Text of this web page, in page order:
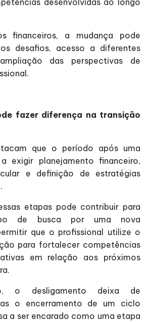
desenvolvidas ao longo
financeiros, a mudança pode
desafios, acesso a diferentes
das perspectivas de
fazer diferença na transição
que o período após uma
exigir planejamento financeiro,
e definição de estratégias
etapas pode contribuir para
de busca por uma nova
que o profissional utilize o
para fortalecer competências
em relação aos próximos
o desligamento deixa de
o encerramento de um ciclo
a ser encarado como uma etapa